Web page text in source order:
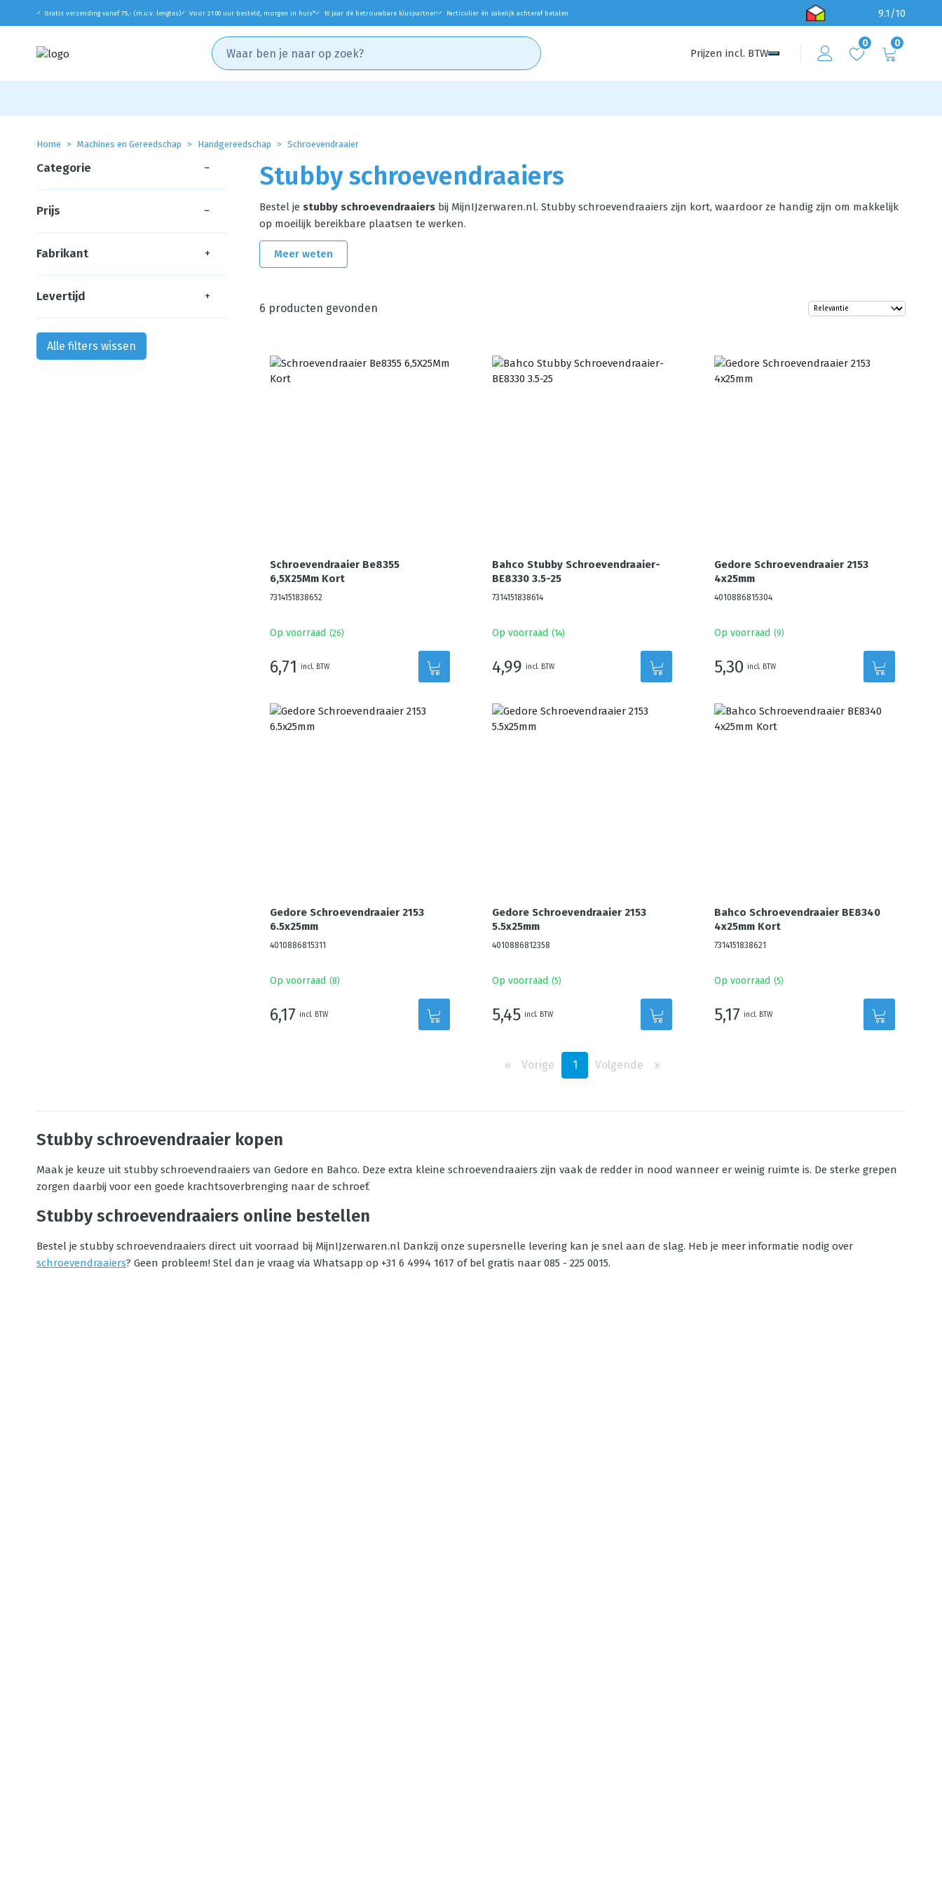
✓ Gratis verzending vanaf 75,- (m.u.v. lengtes)✓ Voor 21:00 uur besteld, morgen in huis*✓ 10 jaar dé betrouwbare kluspartner! ✓ Particulier én zakelijk achteraf betalen 9.1/10
Prijzen incl. BTW
0 0
Home Machines en Gereedschap Handgereedschap Schroevendraaier
Stubby schroevendraaiers
Bestel je stubby schroevendraaiersbij MijnIJzerwaren.nl. Stubby schroevendraaiers zijn kort, waardoor ze handig zijn om makkelijk
op moeilijk bereikbare plaatsen te werken.
Meer weten
6 producten gevonden
Schroevendraaier Be8355
6,5X25Mm Kort
7314151838652
Op voorraad (26)
6,71 incl. BTW
Bahco Stubby Schroevendraaier-
BE8330 3.5-25
7314151838614
Op voorraad (14)
4,99 incl. BTW
Gedore Schroevendraaier 2153
4x25mm
4010886815304
Op voorraad (9)
5,30 incl. BTW
Gedore Schroevendraaier 2153
6.5x25mm
4010886815311
Op voorraad (8)
6,17 incl. BTW
Gedore Schroevendraaier 2153
5.5x25mm
4010886812358
Op voorraad (5)
5,45 incl. BTW
Bahco Schroevendraaier BE8340
4x25mm Kort
7314151838621
Op voorraad (5)
5,17 incl. BTW
‹‹ Vorige 1 Volgende ››
Categorie −
Prijs −
Fabrikant +
Levertijd +
Alle filters wissen
Stubby schroevendraaier kopen
Maak je keuze uit stubby schroevendraaiers van Gedore en Bahco. Deze extra kleine schroevendraaiers zijn vaak de redder in nood wanneer er weinig ruimte is. De sterke grepen
zorgen daarbij voor een goede krachtsoverbrenging naar de schroef.
Stubby schroevendraaiers online bestellen
Bestel je stubby schroevendraaiers direct uit voorraad bij MijnIJzerwaren.nl Dankzij onze supersnelle levering kan je snel aan de slag. Heb je meer informatie nodig over
schroevendraaiers? Geen probleem! Stel dan je vraag via Whatsapp op +31 6 4994 1617 of bel gratis naar 085 - 225 0015.